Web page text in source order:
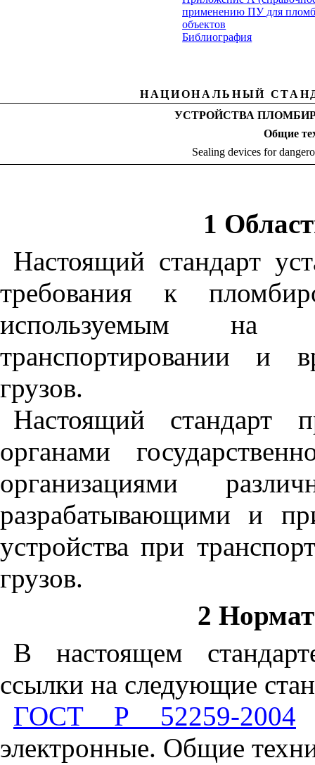
применению ПУ для
объектов
Библиография
НАЦИОНАЛЬНЫЙ
УСТРОЙСТВА
Общие
Sealing devices for
1
Настоящий стандарт
требования к
используемым на
транспортировании и
грузов.
Настоящий стандарт
органами
организациями
разрабатывающими и
устройства при
грузов.
2
В настоящем
ссылки на следующие
ГОСТ Р 52259-2004
электронные. Общие